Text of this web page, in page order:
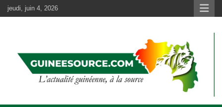
Aller
au
jeudi, juin 4, 2026